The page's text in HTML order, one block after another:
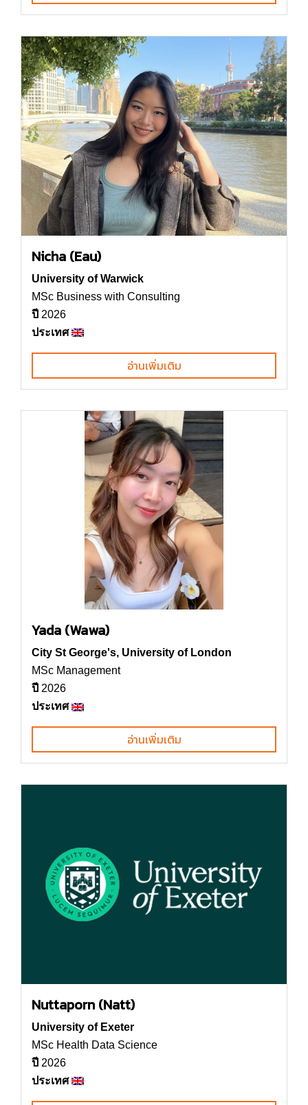
Nicha (Eau)
University of Warwick
MSc Business with Consulting
ปี 2026
ประเทศ
อ่านเพิ่มเติม
Yada (Wawa)
City St George's, University of London
MSc Management
ปี 2026
ประเทศ
อ่านเพิ่มเติม
Nuttaporn (Natt)
University of Exeter
MSc Health Data Science
ปี 2026
ประเทศ